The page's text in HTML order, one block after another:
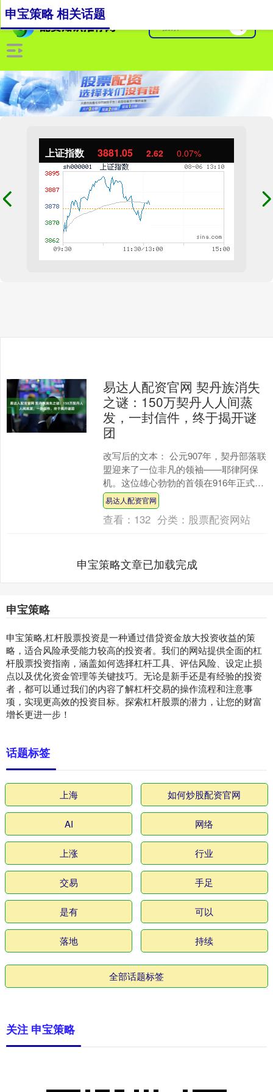
上证指数 3881.05 2.62 0.07%
申宝策略 相关话题
易达人配资官网 契丹族消失
之谜：150万契丹人人间蒸
发，一封信件，终于揭开谜
团
改写后的文本： 公元907年，契丹部落联
盟迎来了一位非凡的领袖——耶律阿保
机。这位雄心勃勃的首领在916年正式建
立辽国，开启了辽朝218年的历史。辽朝
共传九位皇....
易达人配资官网
查看： 132 分类： 股票配资网站
申宝策略文章已加载完成
申宝策略
申宝策略,杠杆股票投资是一种通过借贷资金放大投资收益的策
略，适合风险承受能力较高的投资者。我们的网站提供全面的杠
杆股票投资指南，涵盖如何选择杠杆工具、评估风险、设定止损
点以及优化资金管理等关键技巧。无论是新手还是有经验的投资
者，都可以通过我们的内容了解杠杆交易的操作流程和注意事
项，实现更高效的投资目标。探索杠杆股票的潜力，让您的财富
增长更进一步！
话题标签
上海 如何炒股配资官网
AI 网络
上涨 行业
交易 手足
是有 可以
落地 持续
全部话题标签
关注 申宝策略